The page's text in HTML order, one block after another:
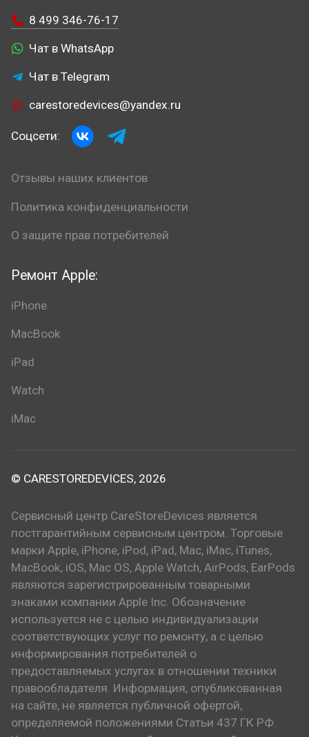
Ремонт Apple:
iPhone
MacBook
iPad
Watch
iMac
8 499 346-76-17
Чат в WhatsApp
Чат в Telegram
carestoredevices@yandex.ru
Соцсети:
Отзывы наших клиентов
Политика конфиденциальности
О защите прав потребителей
© CARESTOREDEVICES, 2026
Сервисный центр CareStoreDevices является
постгарантийным сервисным центром. Торговые
марки Apple, iPhone, iPod, iPad, Mac, iMac, iTunes,
MacBook, iOS, Mac OS, Apple Watch, AirPods, EarPods
являются зарегистрированным товарными
знаками компании Apple Inc. Обозначение
используется не с целью индивидуализации
соответствующих услуг по ремонту, а с целью
информирования потребителей о
предоставляемых услугах в отношении техники
правообладателя. Информация, опубликованная
на сайте, не является публичной офертой,
определяемой положениями Статьи 437 ГК РФ.